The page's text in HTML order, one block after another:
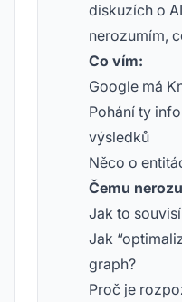
diskuzích o
nerozumím,
Co vím:
Google má
Pohání ty
výsledků
Něco o
Čemu
Jak to
Jak
graph?
Proč je